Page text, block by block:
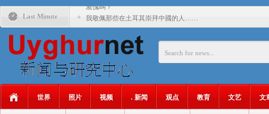
Last Minute
羞愧嗎？
我敬佩那些在土耳其崇拜中國的人……
基辛格与中国：50 年的爱与背叛
年的百年關係
大一统情结使魏京生失去理智 / 伊利夏提
世界 照片 视频 . 新闻 观点 教育 文艺 文